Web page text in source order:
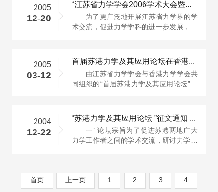
2005
12-20
“江苏省力学学会2006学术大会暨第二届苏港力学及其应用论坛” 通···
为了更广泛地开展江苏省力学界的学
术交流，促进力学学科的进一步发展，借
2005
03-12
首届苏港力学及其应用论坛在香港理工大学举办
由江苏省力学学会与香港力学学会共
同组织的“首届苏港力学及其应用论坛”于
2004
12-22
“苏港力学及其应用论坛 ”征文通知 Draft of “Jiangsu-Hong Ko···
一` 论坛宗旨为了促进苏港两地广大
力学工作者之间的学术交流，研讨力学研
首页 上一页 1 2 3 4